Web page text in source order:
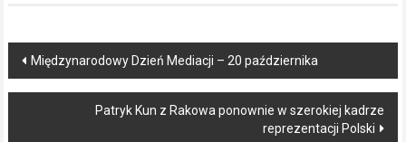
Post
navigation
Międzynarodowy Dzień Mediacji – 20 października
Patryk Kun z Rakowa ponownie w szerokiej kadrze
reprezentacji Polski